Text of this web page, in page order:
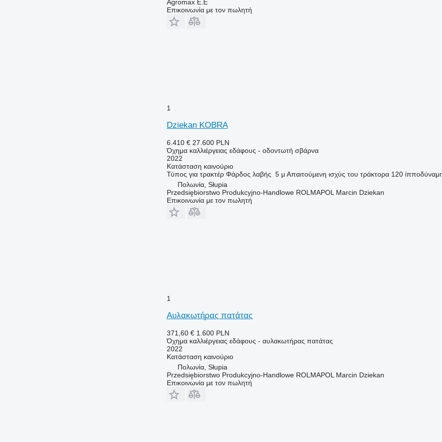
Agromax E.E
Επικοινωνία με τον πωλητή
1
Dziekan KOBRA
6.410 € 27.600 PLN
Όχημα καλλιέργειας εδάφους - οδοντωτή σβάρνα
2022
Κατάσταση καινούριο
Τύπος για τρακτέρ Φάρδος λαβής 5 μ Απαιτούμενη ισχύς του τράκτορα 120
Πολωνία, Słupia
Przedsiębiorstwo Produkcyjno-Handlowe ROLMAPOL Marcin Dziekan
Επικοινωνία με τον πωλητή
1
Αυλακωτήρας πατάτας
371,60 € 1.600 PLN
Όχημα καλλιέργειας εδάφους - αυλακωτήρας πατάτας
2022
Κατάσταση καινούριο
Πολωνία, Słupia
Przedsiębiorstwo Produkcyjno-Handlowe ROLMAPOL Marcin Dziekan
Επικοινωνία με τον πωλητή